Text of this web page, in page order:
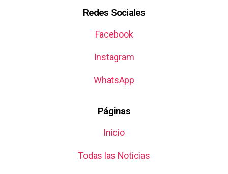
Redes Sociales
Facebook
Instagram
WhatsApp
Páginas
Inicio
Todas las Noticias